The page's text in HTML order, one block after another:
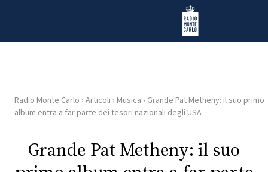
Radio Monte Carlo
HOME
RADIO
Radio Monte Carlo › Articoli › Musica › Grande Pat Metheny: il suo primo
album entra a far parte dei tesori nazionali degli USA
Grande Pat Metheny: il suo